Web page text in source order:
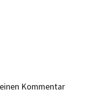
Kommentar